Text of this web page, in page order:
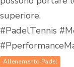
superiore.
#PadelTennis
Allenamento Padel